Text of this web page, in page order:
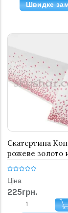
Швидке
Скатертина
рожеве золото
1,4х1,8 м
Ціна
225грн.